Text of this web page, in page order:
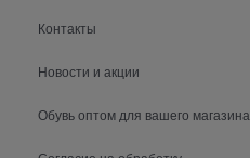
Контакты
Новости и акции
Обувь оптом для вашего магазина